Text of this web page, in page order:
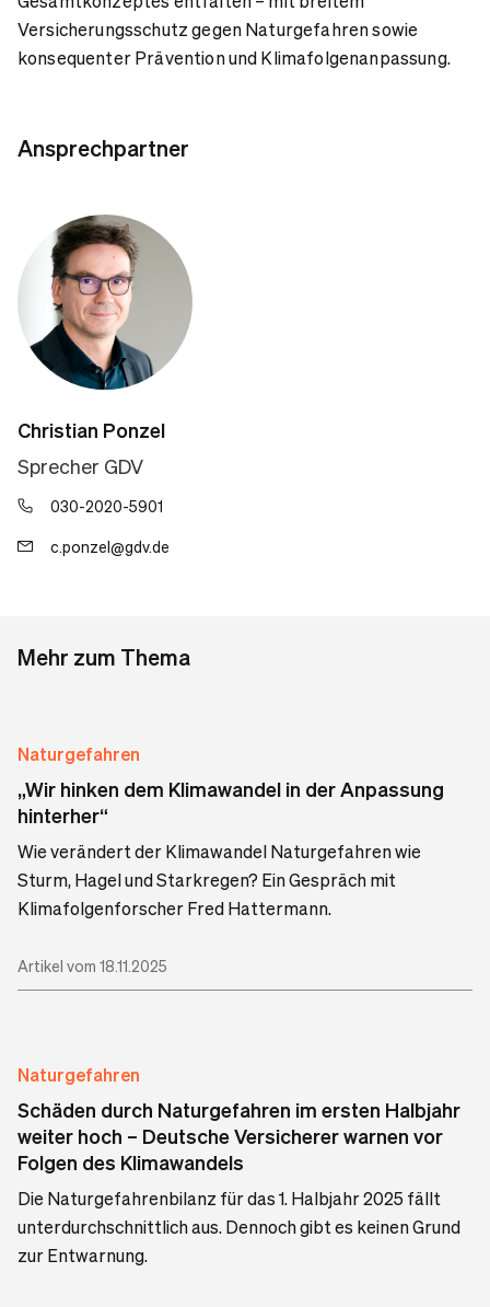
Versicherungsschutz gegen Naturgefahren sowie
konsequenter Prävention und Klimafolgenanpassung.
Ansprechpartner
Christian Ponzel
Sprecher GDV
030-2020-5901
c.ponzel@gdv.de
Mehr zum Thema
Naturgefahren
„Wir hinken dem Klimawandel in der Anpassung
hinterher“
Wie verändert der Klimawandel Naturgefahren wie
Sturm, Hagel und Starkregen? Ein Gespräch mit
Klimafolgenforscher Fred Hattermann.
Artikel vom 18.11.2025
Naturgefahren
Schäden durch Naturgefahren im ersten Halbjahr
weiter hoch – Deutsche Versicherer warnen vor
Folgen des Klimawandels
Die Naturgefahrenbilanz für das 1. Halbjahr 2025 fällt
unterdurchschnittlich aus. Dennoch gibt es keinen Grund
zur Entwarnung.